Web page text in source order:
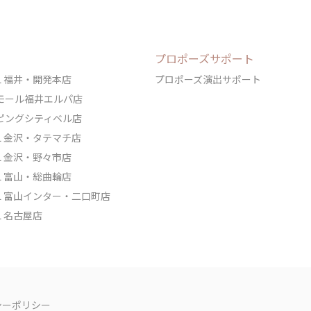
福井・開発本店
ール福井エルパ店
ングシティベル店
金沢・タテマチ店
金沢・野々市店
富山・総曲輪店
富山インター・二口町店
名古屋店
プロポーズサポート
プロポーズ演出サポート
ポリシー